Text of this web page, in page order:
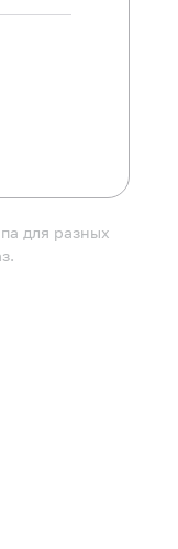
24 часов до
прием
для разных